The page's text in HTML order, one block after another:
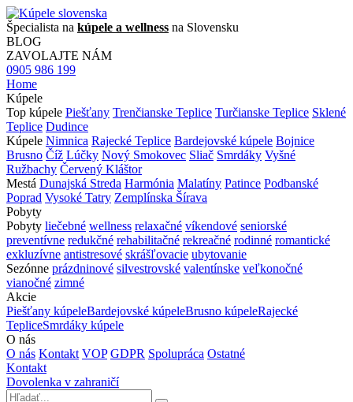
Špecialista na kúpele a wellness na Slovensku
BLOG
ZAVOLAJTE NÁM
0905 986 199
Home
Kúpele
Top kúpele Piešťany Trenčianske Teplice Turčianske Teplice Sklené
Teplice Dudince
Kúpele Nimnica Rajecké Teplice Bardejovské kúpele Bojnice
Brusno Číž Lúčky Nový Smokovec Sliač Smrdáky Vyšné
Ružbachy Červený Kláštor
Mestá Dunajská Streda Harmónia Malatíny Patince Podbanské
Poprad Vysoké Tatry Zemplínska Šírava
Pobyty
Pobyty liečebné wellness relaxačné víkendové seniorské
preventívne redukčné rehabilitačné rekreačné rodinné romantické
exkluzívne antistresové skrášľovacie ubytovanie
Sezónne prázdninové silvestrovské valentínske veľkonočné
vianočné zimné
Akcie
Piešťany kúpeleBardejovské kúpeleBrusno kúpeleRajecké
TepliceSmrdáky kúpele
O nás
O nás Kontakt VOP GDPR Spolupráca Ostatné
Kontakt
Dovolenka v zahraničí